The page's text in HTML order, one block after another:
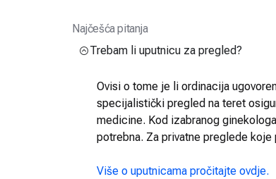
Najčešća pitanja
Trebam li uputnicu za pregled?
Ovisi o tome je li ordinacija
specijalistički pregled na teret
medicine. Kod izabranog
potrebna. Za privatne preglede
Više o uputnicama pročitajte ovdje.